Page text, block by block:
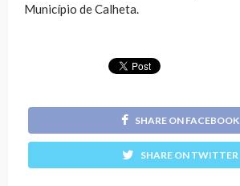
Município de Calheta.
SHARE ON FACEBOOK
SHARE ON TWITTER